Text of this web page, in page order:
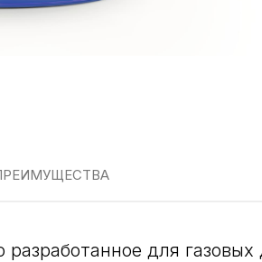
для